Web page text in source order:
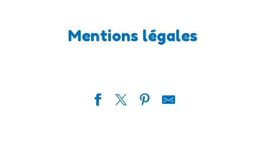
Mentions légales